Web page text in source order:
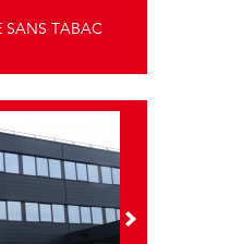
SANS TABAC